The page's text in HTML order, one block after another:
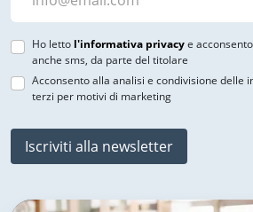
Ho letto l'informativa privacye
anche sms, da parte del titolare
Acconsento alla analisi e condivisione delle
terzi per motivi di marketing
Iscriviti alla newsletter